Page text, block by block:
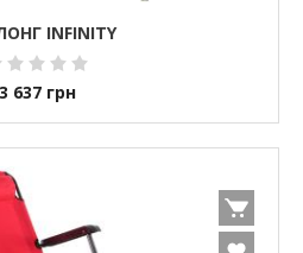
INFINITY
3 637 грн